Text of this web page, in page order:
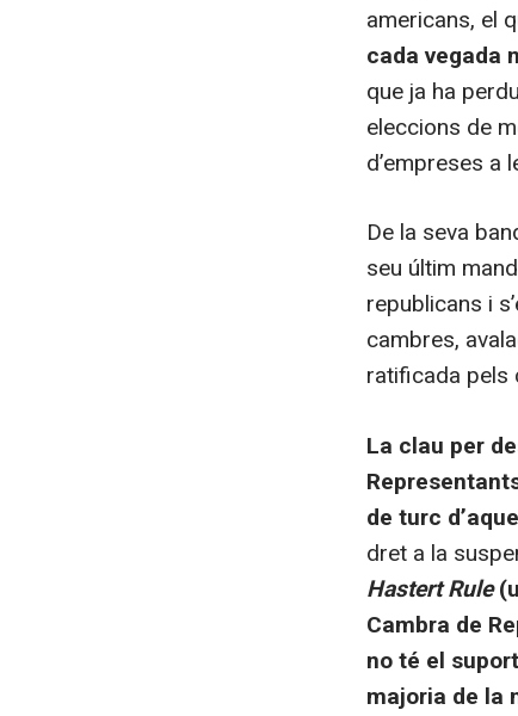
americans, el
cada vegada
que ja ha
eleccions de
d’empreses a
De la seva
seu últim
republicans i
cambres,
ratificada pels
La clau per
de turc
dret a la
Hastert Rule
Cambra de
no té el
majoria de la